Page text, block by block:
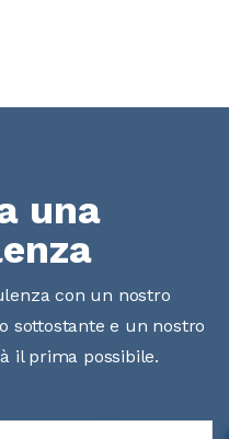
una
con un nostro
sottostante e un nostro
il prima possibile.